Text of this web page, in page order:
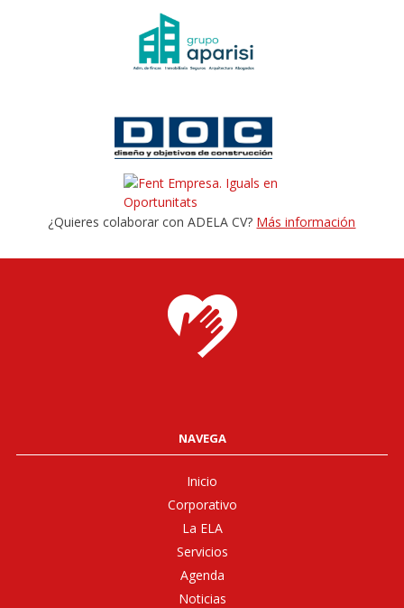
¿Quieres colaborar con ADELA CV? Más información
NAVEGA
Inicio
Corporativo
La ELA
Servicios
Agenda
Noticias